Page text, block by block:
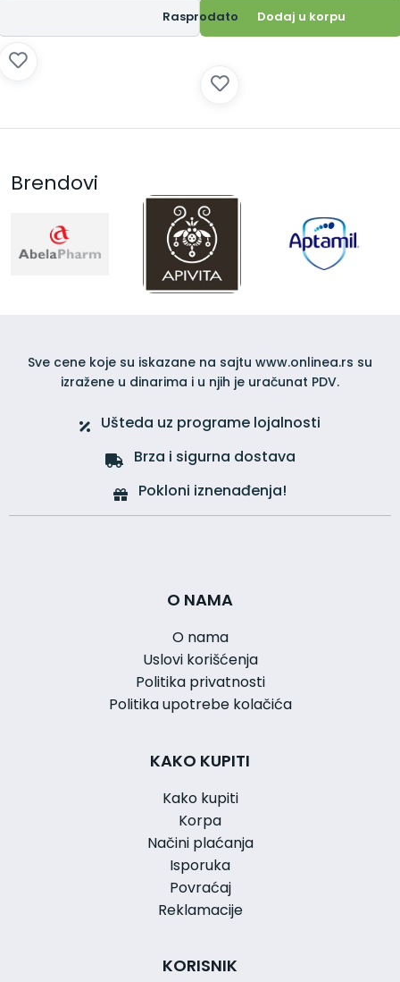
Rasprodato Dodaj u korpu
Brendovi
Sve cene koje su iskazane na sajtu www.onlinea.rs su
izražene u dinarima i u njih je uračunat PDV.
Ušteda uz programe lojalnosti
Brza i sigurna dostava
Pokloni iznenađenja!
O NAMA
O nama
Uslovi korišćenja
Politika privatnosti
Politika upotrebe kolačića
KAKO KUPITI
Kako kupiti
Korpa
Načini plaćanja
Isporuka
Povraćaj
Reklamacije
KORISNIK